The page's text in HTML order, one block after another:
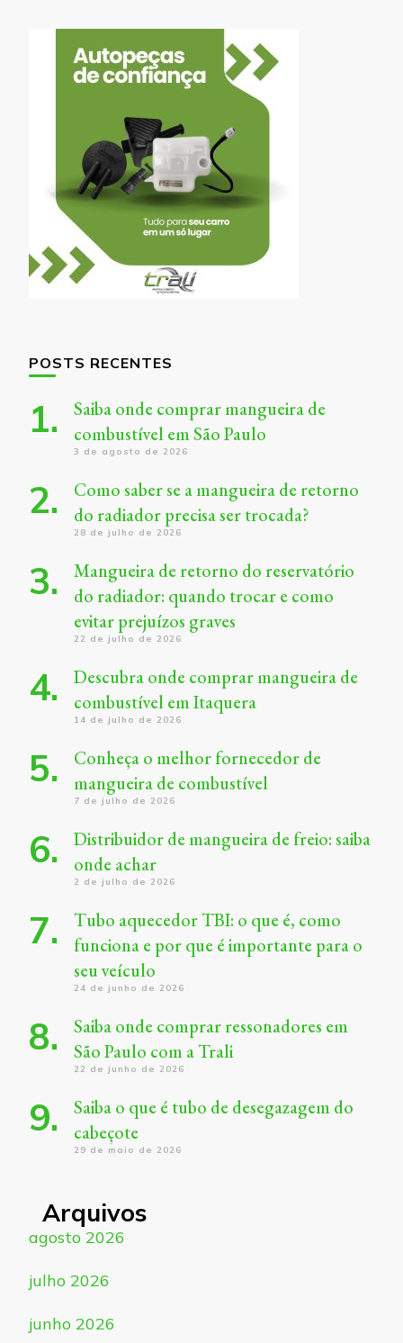
POSTS RECENTES
Saiba onde comprar mangueira de
combustível em São Paulo
3 de agosto de 2026
Como saber se a mangueira de retorno
do radiador precisa ser trocada?
28 de julho de 2026
Mangueira de retorno do reservatório
do radiador: quando trocar e como
evitar prejuízos graves
22 de julho de 2026
Descubra onde comprar mangueira de
combustível em Itaquera
14 de julho de 2026
Conheça o melhor fornecedor de
mangueira de combustível
7 de julho de 2026
Distribuidor de mangueira de freio: saiba
onde achar
2 de julho de 2026
Tubo aquecedor TBI: o que é, como
funciona e por que é importante para o
seu veículo
24 de junho de 2026
Saiba onde comprar ressonadores em
São Paulo com a Trali
22 de junho de 2026
Saiba o que é tubo de desegazagem do
cabeçote
29 de maio de 2026
Arquivos
agosto 2026
julho 2026
junho 2026